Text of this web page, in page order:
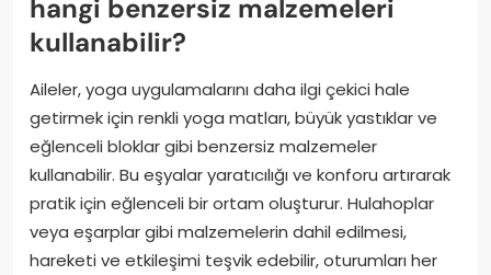
hangi benzersiz malzemeleri
kullanabilir?
Aileler, yoga uygulamalarını daha ilgi çekici hale
getirmek için renkli yoga matları, büyük yastıklar ve
eğlenceli bloklar gibi benzersiz malzemeler
kullanabilir. Bu eşyalar yaratıcılığı ve konforu artırarak
pratik için eğlenceli bir ortam oluşturur. Hulahoplar
veya eşarplar gibi malzemelerin dahil edilmesi,
hareketi ve etkileşimi teşvik edebilir, oturumları her